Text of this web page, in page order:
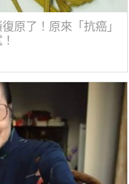
原了！原來「抗癌」